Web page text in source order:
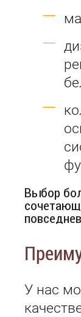
Выбор
У нас